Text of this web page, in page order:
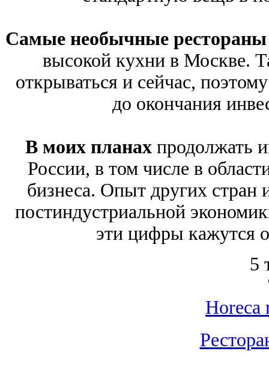
Самые необычные рестораны
высокой кухни в Москве.
открываться и сейчас,
до окончания
В моих планах продолжать
России, в том числе в
бизнеса. Опыт других стран
постиндустриальной
эти цифры кажутся
5
Horeca